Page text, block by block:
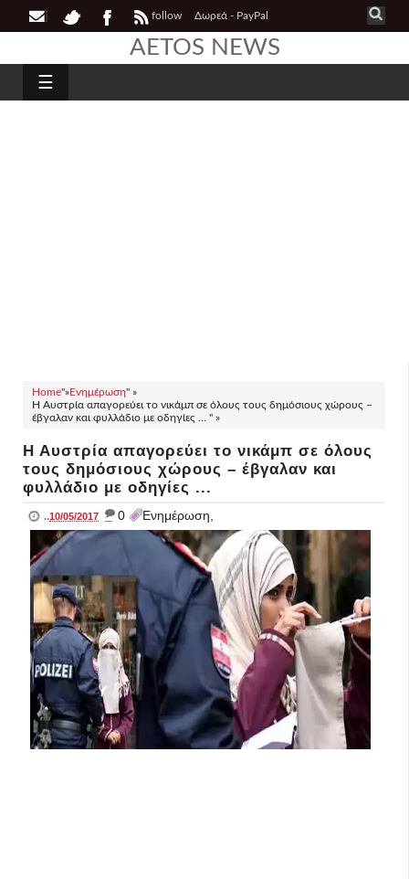
follow Δωρεά - PayPal
AETOS NEWS
☰
Home"»Ενημέρωση" »
Η Αυστρία απαγορεύει το νικάμπ σε όλους τους δημόσιους χώρους –
έβγαλαν και φυλλάδιο με οδηγίες ... " »
Η Αυστρία απαγορεύει το νικάμπ σε όλους
τους δημόσιους χώρους – έβγαλαν και
φυλλάδιο με οδηγίες ...
..10/05/2017 _ 0 Ενημέρωση,